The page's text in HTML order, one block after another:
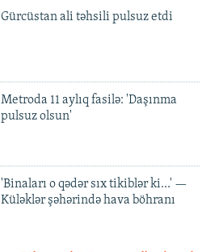
Gürcüstan ali təhsili pulsuz etdi
Metroda 11 aylıq fasilə: 'Daşınma
pulsuz olsun'
'Binaları o qədər sıx tikiblər ki...' —
Küləklər şəhərində hava böhranı